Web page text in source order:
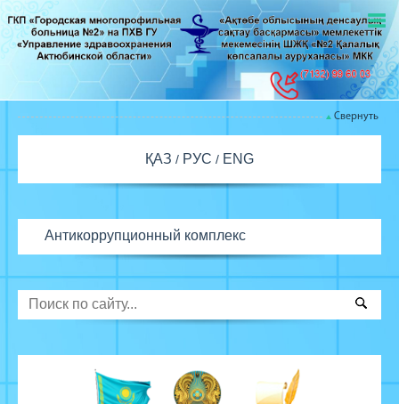
Свернуть
ҚАЗ РУС ENG
Антикоррупционный комплекс